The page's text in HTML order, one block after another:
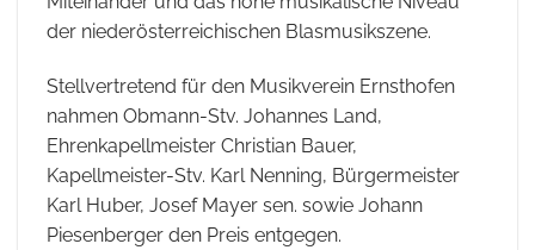
der niederösterreichischen Blasmusikszene.
Stellvertretend für den Musikverein Ernsthofen
nahmen Obmann-Stv. Johannes Land,
Ehrenkapellmeister Christian Bauer,
Kapellmeister-Stv. Karl Nenning, Bürgermeister
Karl Huber, Josef Mayer sen. sowie Johann
Piesenberger den Preis entgegen.